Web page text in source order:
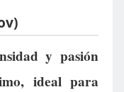
y pasión
ideal para